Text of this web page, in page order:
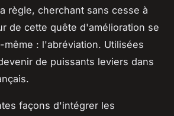
règle, cherchant sans cesse à
de cette quête d'amélioration se
: l'abréviation. Utilisées
de puissants leviers dans
façons d'intégrer les